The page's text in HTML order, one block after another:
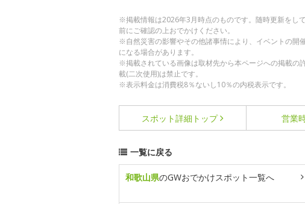
※掲載情報は2026年3月時点のものです。随時更新をし
前にご確認の上おでかけください。
※自然災害の影響やその他諸事情により、イベントの開
になる場合があります。
※掲載されている画像は取材先から本ページへの掲載の
載(二次使用)は禁止です。
※表示料金は消費税8％ないし10％の内税表示です。
スポット詳細 トップ 営業
一覧に戻る
和歌山県のGWおでかけスポット一覧へ